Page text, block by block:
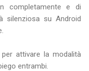
completamente e di
silenziosa su Android
attivare la modalità
entrambi.